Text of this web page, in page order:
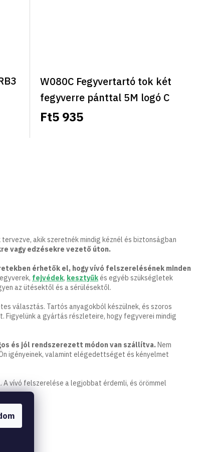
W080C Fegyvertartó tok két
fegyverre pánttal 5M logó C
Ft5 935
akik szeretnék mindig kéznél és biztonságban
vagy edzésekre vezető úton.
érhetők el, hogy vívó felszerelésének minden
fejvédek, kesztyűk és egyéb szükségletek
az ütésektől és a sérülésektől.
választás. Tartós anyagokból készülnek, és szoros
a gyártás részleteire, hogy fegyverei mindig
és jól rendszerezett módon van szállítva. Nem
igényeinek, valamint elégedettséget és kényelmet
vívó felszerelése a legjobbat érdemli, és örömmel